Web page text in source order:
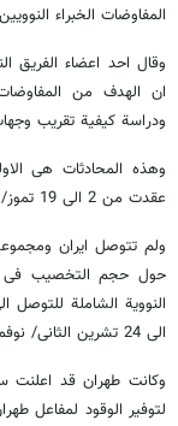
المفاوضات الخبراء
وقال احد اعضاء الفریق
ان الهدف من
ودراسة کیفیة تقریب
عقدت من 2 الی 19 تموز/ یولیو الماضی.
حول حجم التخصیب فی
النوویة الشاملة
الی 24 تشرین الثانی/ نوفمبر 2014.